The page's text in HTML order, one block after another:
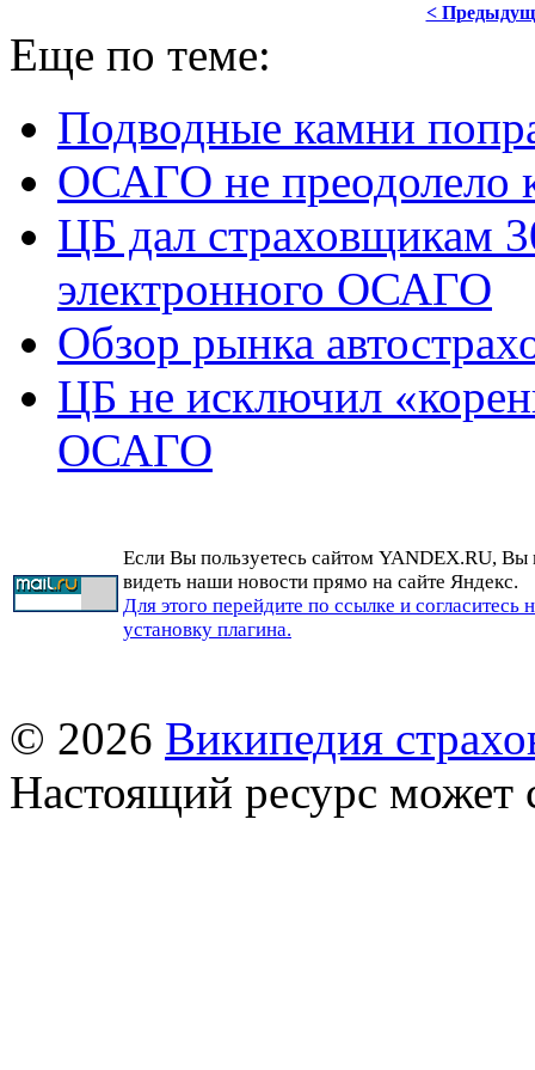
<
Еще по теме:
Подводные камни
ОСАГО не преодолело
ЦБ дал страховщикам
электронного ОСАГО
Обзор рынка
ЦБ не исключил
ОСАГО
Если Вы пользуетесь сайтом YANDEX.RU, Вы
видеть наши новости прямо на сайте Яндекс.
Для этого перейдите по ссылке и согласитесь
установку плагина.
© 2026 Википедия
Настоящий ресурс может